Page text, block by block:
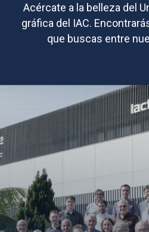
Acércate a la belleza del
gráfica del IAC.
que buscas entre